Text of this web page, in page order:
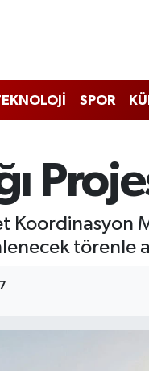
SPOR
Koordinasyon
törenle